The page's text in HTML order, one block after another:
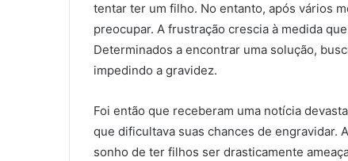
tentar ter um filho. No entanto, após vários
preocupar. A frustração crescia à medida
Determinados a encontrar uma solução,
impedindo a gravidez.
Foi então que receberam uma notícia
que dificultava suas chances de engravidar.
sonho de ter filhos ser drasticamente